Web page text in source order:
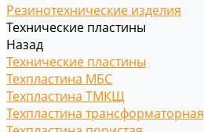
Резинотехнические изделия
Технические пластины
Назад
Технические пластины
Техпластина МБС
Техпластина ТМКЩ
Техпластина трансформаторная